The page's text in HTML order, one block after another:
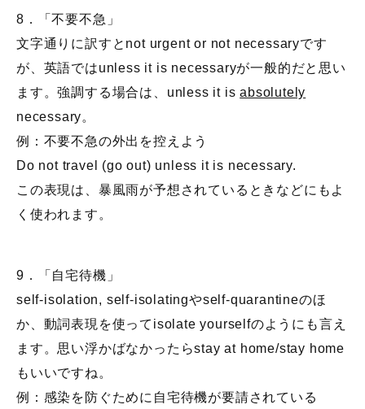
8．「不要不急」
文字通りに訳すとnot urgent or not necessaryです
が、英語ではunless it is necessaryが一般的だと思い
ます。強調する場合は、unless it isabsolutely
necessary。
例：不要不急の外出を控えよう
Do not travel (go out) unless it is necessary.
この表現は、暴風雨が予想されているときなどにもよ
く使われます。
9．「自宅待機」
self-isolation, self-isolatingやself-quarantineのほ
か、動詞表現を使ってisolate yourselfのようにも言え
ます。思い浮かばなかったらstay at home/stay home
もいいですね。
例：感染を防ぐために自宅待機が要請されている